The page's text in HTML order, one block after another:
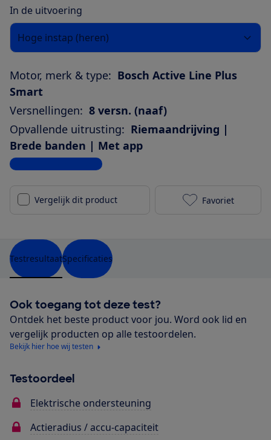
In de uitvoering
Hoge instap (heren)
Motor, merk & type: Bosch Active Line Plus
Smart
Versnellingen: 8 versn. (naaf)
Opvallende uitrusting: Riemaandrijving |
Brede banden | Met app
Bekijk alle specificaties
Vergelijk dit product Gazelle
Favoriet
TestresultaatSpecificaties
Ook toegang tot deze test?
Ontdek het beste product voor jou. Word ook lid en
vergelijk producten op alle testoordelen.
Bekijk hier hoe wij testen
Testoordeel
Elektrische ondersteuning
Actieradius / accu-capaciteit